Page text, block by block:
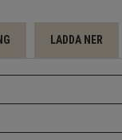
LADDA NER